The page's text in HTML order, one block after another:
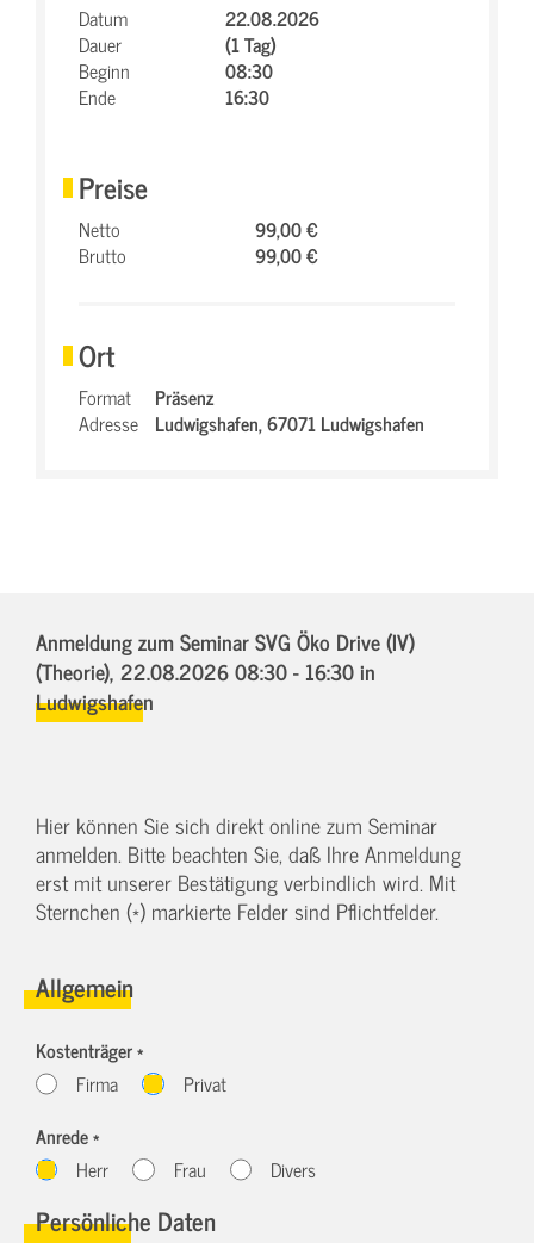
Datum
22.08.2026
Dauer
(1 Tag)
Beginn
08:30
Ende
16:30
Preise
Netto
99,00 €
Brutto
99,00 €
Ort
Format
Präsenz
Adresse Ludwigshafen,67071 Ludwigshafen
Anmeldung zum Seminar SVG Öko Drive (IV)
(Theorie), 22.08.2026 08:30 - 16:30in
Ludwigshafen
Hier können Sie sich direkt online zum Seminar
anmelden. Bitte beachten Sie, daß Ihre Anmeldung
erst mit unserer Bestätigung verbindlich wird. Mit
Sternchen (*) markierte Felder sind Pflichtfelder.
Allgemein
Kostenträger *
Firma
Privat
Anrede *
Herr
Frau Divers
Persönliche Daten